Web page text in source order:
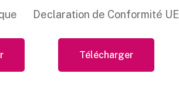
Declaration de Conformité UE
Télécharger